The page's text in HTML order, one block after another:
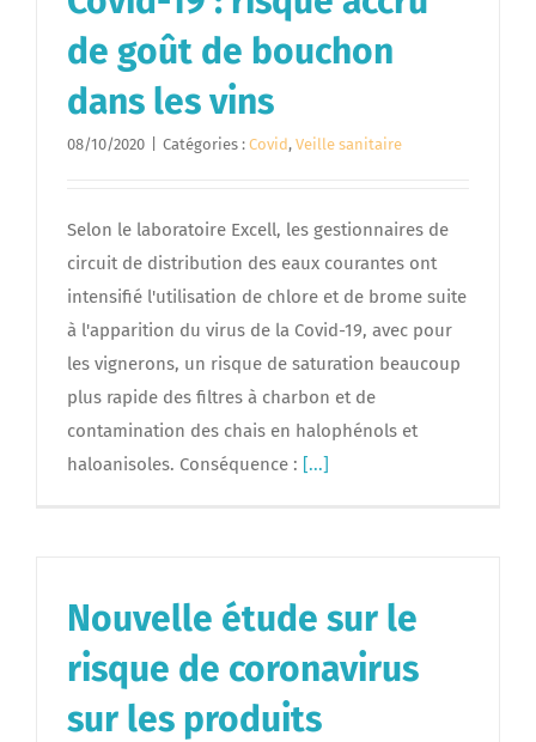
de goût de bouchon
dans les vins
08/10/2020 Catégories : Covid, Veille sanitaire
Selon le laboratoire Excell, les gestionnaires de
circuit de distribution des eaux courantes ont
intensifié l'utilisation de chlore et de brome suite
à l'apparition du virus de la Covid-19, avec pour
les vignerons, un risque de saturation beaucoup
plus rapide des filtres à charbon et de
contamination des chais en halophénols et
haloanisoles. Conséquence : [...]
Nouvelle étude sur le
risque de coronavirus
sur les produits